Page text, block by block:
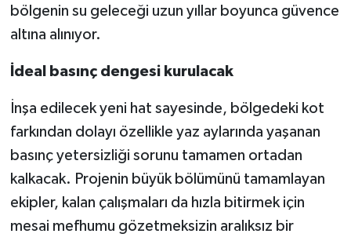
bölgenin su geleceği uzun yıllar boyunca güvence
altına alınıyor.
İdeal basınç dengesi kurulacak
İnşa edilecek yeni hat sayesinde, bölgedeki kot
farkından dolayı özellikle yaz aylarında yaşanan
basınç yetersizliği sorunu tamamen ortadan
kalkacak. Projenin büyük bölümünü tamamlayan
ekipler, kalan çalışmaları da hızla bitirmek için
mesai mefhumu gözetmeksizin aralıksız bir